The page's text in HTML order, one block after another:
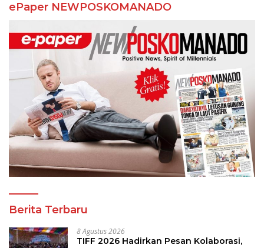
ePaper NEWPOSKOMANADO
Berita Terbaru
8 Agustus 2026
TIFF 2026 Hadirkan Pesan Kolaborasi,